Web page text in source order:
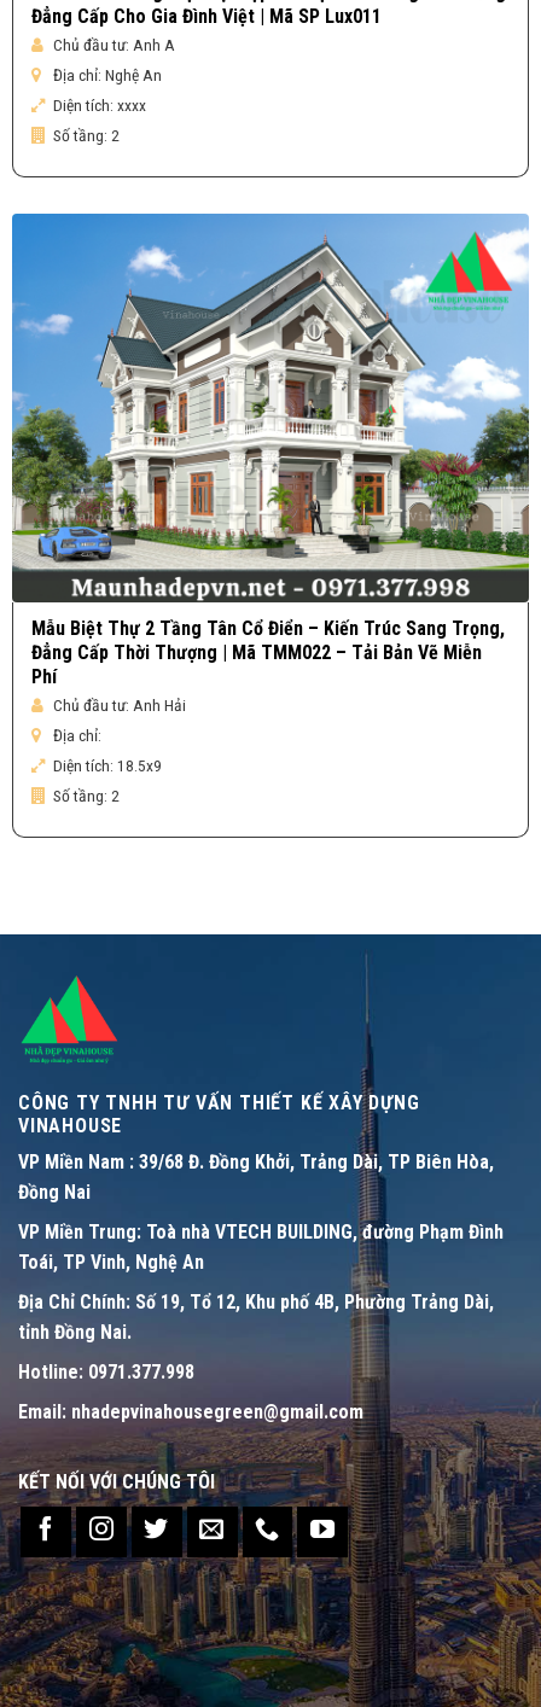
Đẳng Cấp Cho Gia Đình Việt | Mã SP Lux011
Chủ đầu tư: Anh A
Địa chỉ: Nghệ An
Diện tích: xxxx
Số tầng: 2
Mẫu Biệt Thự 2 Tầng Tân Cổ Điển – Kiến Trúc Sang Trọng,
Đẳng Cấp Thời Thượng | Mã TMM022 – Tải Bản Vẽ Miễn
Phí
Chủ đầu tư: Anh Hải
Địa chỉ:
Diện tích: 18.5x9
Số tầng: 2
CÔNG TY TNHH TƯ VẤN THIẾT KẾ XÂY DỰNG
VINAHOUSE
VP Miền Nam : 39/68 Đ. Đồng Khởi, Trảng Dài, TP Biên Hòa,
Đồng Nai
VP Miền Trung: Toà nhà VTECH BUILDING, đường Phạm Đình
Toái, TP Vinh, Nghệ An
Địa Chỉ Chính: Số 19, Tổ 12, Khu phố 4B, Phường Trảng Dài,
tỉnh Đồng Nai.
Hotline: 0971.377.998
Email: nhadepvinahousegreen@gmail.com
KẾT NỐI VỚI CHÚNG TÔI